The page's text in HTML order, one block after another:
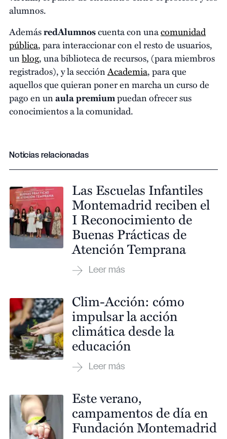
alumnos.
AdemásredAlumnoscuenta con unacomunidad
pública, para interaccionar con el resto de usuarios,
unblog, una biblioteca de recursos, (para miembros
registrados), y la secciónAcademia, para que
aquellos que quieran poner en marcha un curso de
pago en unaula premiumpuedan ofrecer sus
conocimientos a la comunidad.
Noticias relacionadas
Las Escuelas Infantiles
Montemadrid reciben el
I Reconocimiento de
Buenas Prácticas de
Atención Temprana
Clim-Acción: cómo
impulsar la acción
climática desde la
educación
Este verano,
campamentos de día en
Fundación Montemadrid